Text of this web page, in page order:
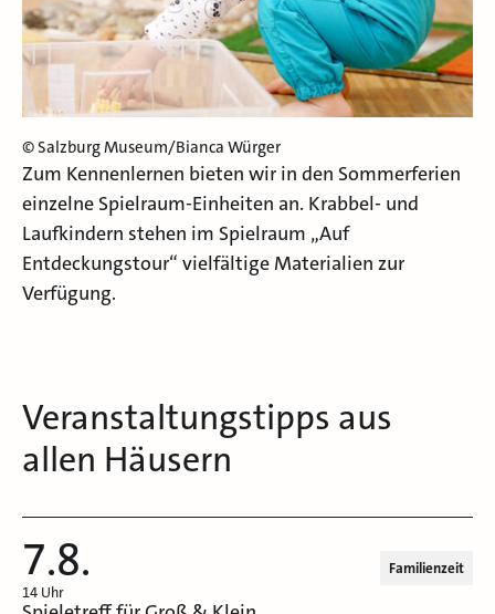
© Salzburg Museum/Bianca Würger
Zum Kennenlernen bieten wir in den Sommerferien
einzelne Spielraum-Einheiten an. Krabbel- und
Laufkindern stehen im Spielraum „Auf
Entdeckungstour“ vielfältige Materialien zur
Verfügung.
Veranstaltungstipps aus
allen Häusern
7.8.
14 Uhr
Familienzeit